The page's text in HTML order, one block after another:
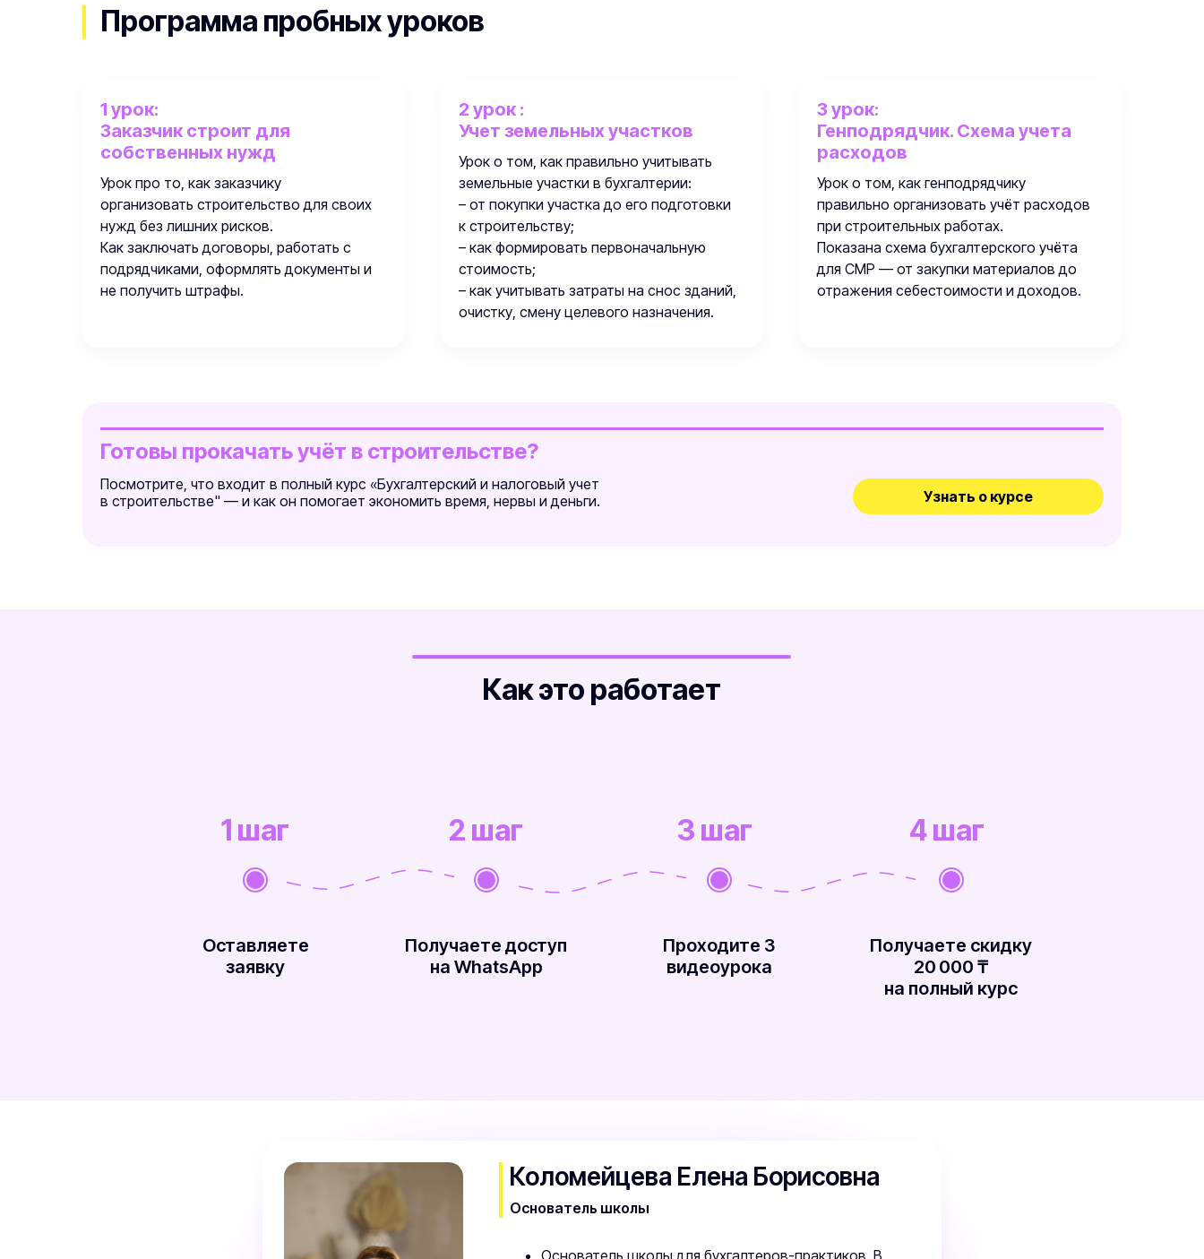
Зарегистрироваться бесплатно
Программа пробных уроков
3 урок:
Генподрядчик. Схема учета
расходов
Урок о том, как генподрядчику
правильно организовать учёт расходов
при строительных работах.
Показана схема бухгалтерского учёта
для СМР — от закупки материалов до
отражения себестоимости и доходов.
Урок о том, как правильно учитывать
земельные участки в бухгалтерии:
– от покупки участка до его подготовки
к строительству;
– как формировать первоначальную
стоимость;
– как учитывать затраты на снос зданий,
очистку, смену целевого назначения.
2 урок :
Учет земельных участков
1 урок:
Заказчик строит для
собственных нужд
Урок про то, как заказчику
организовать строительство для своих
нужд без лишних рисков.
Как заключать договоры, работать с
подрядчиками, оформлять документы и
не получить штрафы.
Готовы прокачать учёт в строительстве?
Посмотрите, что входит в полный курс «Бухгалтерский и налоговый учет
в строительстве" — и как он помогает экономить время, нервы и деньги.
Узнать о курсе
Оставляете
заявку
1 шаг
Получаете доступ
на WhatsApp
2 шаг 4 шаг
Получаете скидку
20 000 ₸
на полный курс
3 шаг
Проходите 3
видеоурока
Как это работает
Коломейцева Елена Борисовна
Основатель школы
Основатель школы для бухгалтеров-практиков. В